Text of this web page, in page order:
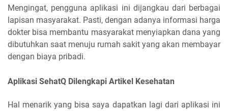
Mengingat, pengguna aplikasi ini dijangkau dari berbagai
lapisan masyarakat. Pasti, dengan adanya informasi harga
dokter bisa membantu masyarakat menyiapkan dana yang
dibutuhkan saat menuju rumah sakit yang akan membayar
dengan biaya pribadi.
Aplikasi SehatQ Dilengkapi Artikel Kesehatan
Hal menarik yang bisa saya dapatkan lagi dari aplikasi ini